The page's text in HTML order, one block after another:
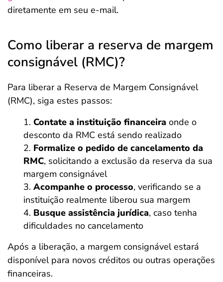
diretamente em seu e-mail.
Como liberar a reserva de margem
consignável (RMC)?
Para liberar a Reserva de Margem Consignável
(RMC), siga estes passos:
Contate a instituição financeira onde o
desconto da RMC está sendo realizado
Formalize o pedido de cancelamento da
RMC, solicitando a exclusão da reserva da sua
margem consignável
Acompanhe o processo, verificando se a
instituição realmente liberou sua margem
Busque assistência jurídica, caso tenha
dificuldades no cancelamento
Após a liberação, a margem consignável estará
disponível para novos créditos ou outras operações
financeiras.